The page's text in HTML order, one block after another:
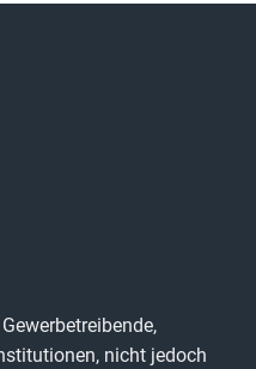
nicht jedoch